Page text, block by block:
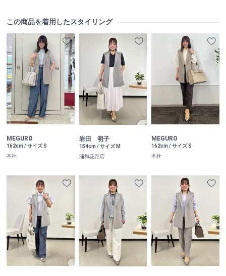
この商品を着用したスタイリング
MEGURO
162cm / サイズ S
本社
岩田 明子
154cm / サイズ M
浦和花月店
MEGURO
162cm / サイズ S
本社